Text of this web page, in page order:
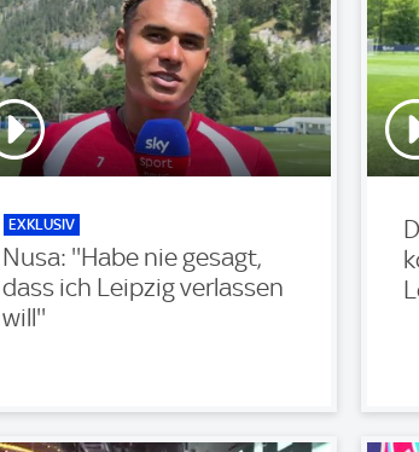
EXKLUSIV
Nusa: ''Habe nie gesagt,
dass ich Leipzig verlassen
will''